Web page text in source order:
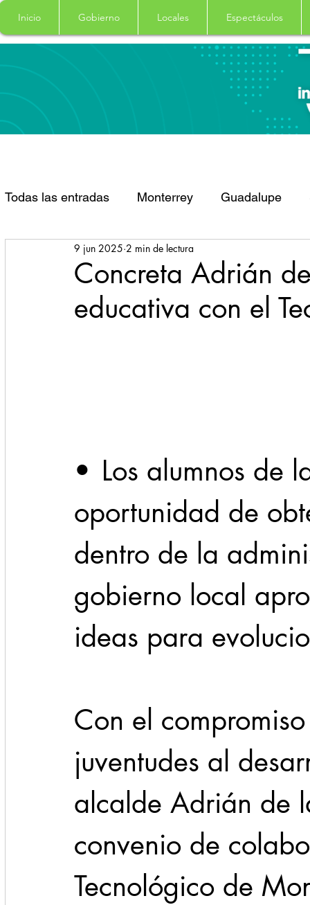
Inicio Gobierno Locales Espectáculos
Todas las entradas Monterrey Guadalupe
Santa Catarina San Pedro Garza Garcia
Espectaculos Clima Principal Salud
Concreta Adrián
educativa con el
9 jun 2025 2 min de lectura
•	Los alumnos de la institución tendrán
oportunidad de
dentro de la
gobierno local
ideas para
Con el
juventudes al
alcalde Adrián de
convenio de
Tecnológico de